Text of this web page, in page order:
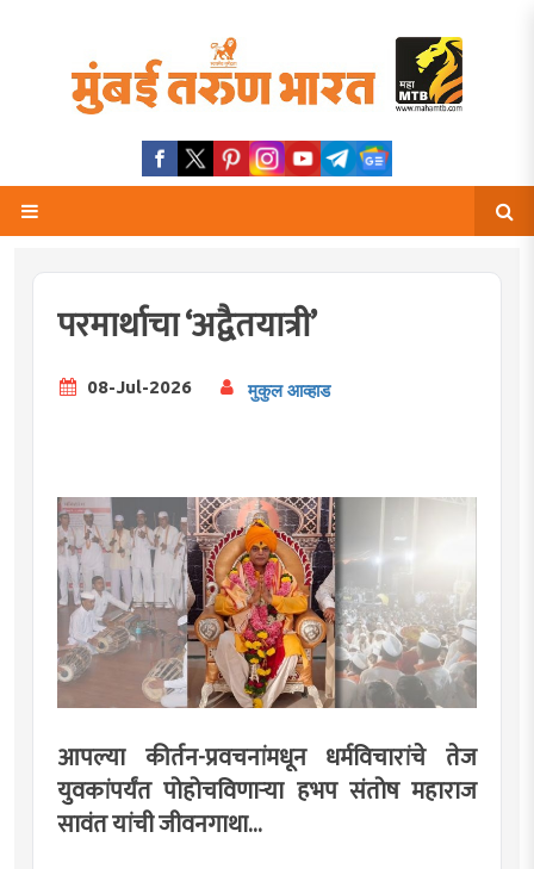
परमार्थाचा ‘अद्वैतयात्री’
08-Jul-2026 मुकुल आव्हाड
आपल्या कीर्तन-प्रवचनांमधून धर्मविचारांचे तेज
युवकांपर्यंत पोहोचविणार्‍या हभप संतोष महाराज
सावंत यांची जीवनगाथा...